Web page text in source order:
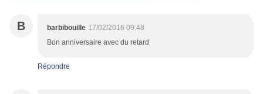
B barbibouille 17/02/2016 09:48
Bon anniversaire avec du retard
Répondre